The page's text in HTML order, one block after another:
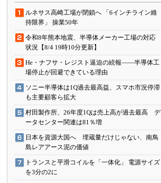
ルネサス高崎工場が閉鎖へ 「6インチライン維
持限界」 操業50年
令和8年熊本地震、半導体メーカー工場の対応
状況【8/4 19時10分更新】
He・ナフサ・レジスト逼迫の続報――半導体工
場停止が回避できている理由
ソニー半導体は1Q過去最高益、スマホ市況停滞
も主要顧客ら拡大
村田製作所、26年度1Qは売上高が過去最高 デ
ータセンター関連は81％増
日本を資源大国へ 埋蔵量だけじゃない、南鳥
島レアアース泥の価値
トランスと平滑コイルを「一体化」 電源サイズ
を3分の2に